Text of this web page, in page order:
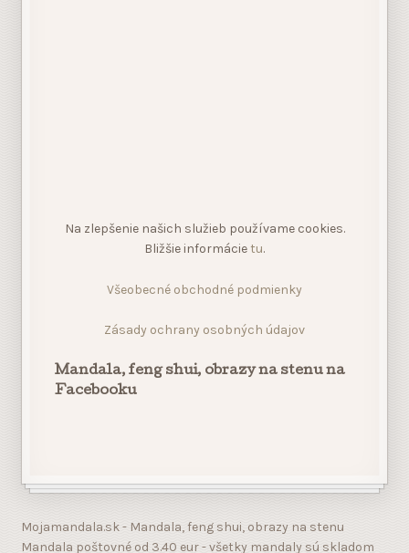
Na zlepšenie našich služieb používame cookies.
Bližšie informácietu.
Všeobecné obchodné podmienky
Zásady ochrany osobných údajov
Mandala, feng shui, obrazy na stenu na
Facebooku
Mojamandala.sk - Mandala, feng shui, obrazy na stenu
Mandala poštovné od 3.40 eur - všetky mandaly sú skladom